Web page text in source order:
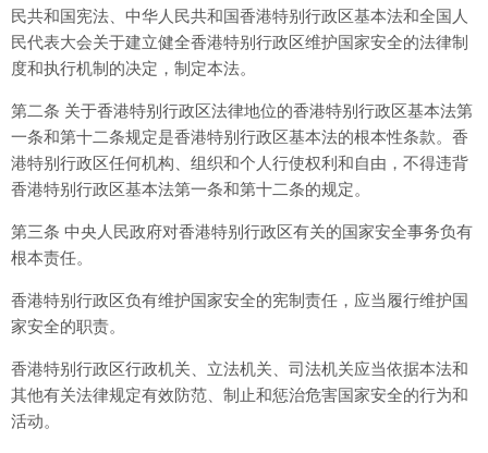
民共和国宪法、中华人民共和国香港特别行政区基本法和全国人
民代表大会关于建立健全香港特别行政区维护国家安全的法律制
度和执行机制的决定，制定本法。
第二条 关于香港特别行政区法律地位的香港特别行政区基本法第
一条和第十二条规定是香港特别行政区基本法的根本性条款。香
港特别行政区任何机构、组织和个人行使权利和自由，不得违背
香港特别行政区基本法第一条和第十二条的规定。
第三条 中央人民政府对香港特别行政区有关的国家安全事务负有
根本责任。
香港特别行政区负有维护国家安全的宪制责任，应当履行维护国
家安全的职责。
香港特别行政区行政机关、立法机关、司法机关应当依据本法和
其他有关法律规定有效防范、制止和惩治危害国家安全的行为和
活动。